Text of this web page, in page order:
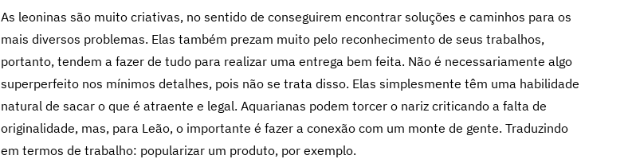
As leoninas são muito criativas, no sentido de conseguirem encontrar soluções e caminhos para os
mais diversos problemas. Elas também prezam muito pelo reconhecimento de seus trabalhos,
portanto, tendem a fazer de tudo para realizar uma entrega bem feita. Não é necessariamente algo
superperfeito nos mínimos detalhes, pois não se trata disso. Elas simplesmente têm uma habilidade
natural de sacar o que é atraente e legal. Aquarianas podem torcer o nariz criticando a falta de
originalidade, mas, para Leão, o importante é fazer a conexão com um monte de gente. Traduzindo
em termos de trabalho: popularizar um produto, por exemplo.